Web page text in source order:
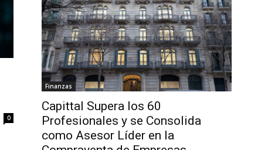
0
Finanzas
Capittal Supera los 60
Profesionales y se Consolida
como Asesor Líder en la